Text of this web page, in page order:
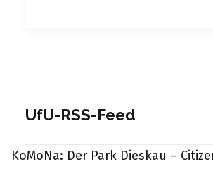
UfU-RSS-Feed
KoMoNa: Der Park Dieskau –